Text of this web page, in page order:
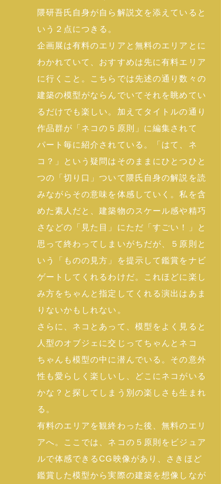
隈研吾氏自身が自ら解説文を添えていると
いう２点につきる。
企画展は有料のエリアと無料のエリアとに
わかれていて、おすすめは先に有料エリア
に行くこと。こちらでは先述の通り数々の
建築の模型がならんでいてそれを眺めてい
るだけでも楽しい。加えてタイトルの通り
作品群が「ネコの５原則」に編集されて
パート毎に紹介されている。「はて、ネ
コ？」という疑問はそのままにひとつひと
つの「切り口」ついて隈氏自身の解説を読
みながらその意味を体感していく。私を含
めた素人だと、建築物のスケール感や精巧
さなどの「見た目」にただ「すごい！」と
思って終わってしまいがちだが、５原則と
いう「ものの見方」を提示して鑑賞をナビ
ゲートしてくれるわけだ。これほどに楽し
み方をちゃんと指定してくれる演出はあま
りないかもしれない。
さらに、ネコとあって、模型をよく見ると
人型のオブジェに交じってちゃんとネコ
ちゃんも模型の中に潜んでいる。その意外
性も愛らしく楽しいし、どこにネコがいる
かな？と探してしまう別の楽しさも生まれ
る。
有料のエリアを観終わった後、無料のエリ
アへ。ここでは、ネコの５原則をビジュア
ルで体感できるCG映像があり、さきほど
鑑賞した模型から実際の建築を想像しなが